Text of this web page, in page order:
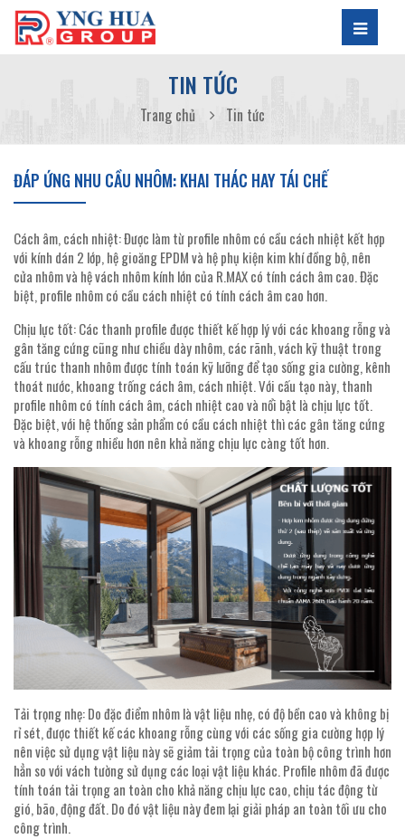
TIN TỨC
Trang chủ Tin tức
ĐÁP ỨNG NHU CẦU NHÔM: KHAI THÁC HAY TÁI CHẾ
Cách âm, cách nhiệt: Được làm từ profile nhôm có cầu cách nhiệt kết hợp
với kính dán 2 lớp, hệ gioăng EPDM và hệ phụ kiện kim khí đồng bộ, nên
cửa nhôm và hệ vách nhôm kính lớn của R.MAX có tính cách âm cao. Đặc
biệt, profile nhôm có cầu cách nhiệt có tính cách âm cao hơn.
Chịu lực tốt: Các thanh profile được thiết kế hợp lý với các khoang rỗng và
gân tăng cứng cũng như chiều dày nhôm, các rãnh, vách kỹ thuật trong
cấu trúc thanh nhôm được tính toán kỹ lưỡng để tạo sống gia cường, kênh
thoát nước, khoang trống cách âm, cách nhiệt. Với cấu tạo này, thanh
profile nhôm có tính cách âm, cách nhiệt cao và nổi bật là chịu lực tốt.
Đặc biệt, với hệ thống sản phẩm có cầu cách nhiệt thì các gân tăng cứng
và khoang rỗng nhiều hơn nên khả năng chịu lực càng tốt hơn.
Tải trọng nhẹ: Do đặc điểm nhôm là vật liệu nhẹ, có độ bền cao và không bị
rỉ sét, được thiết kế các khoang rỗng cùng với các sống gia cường hợp lý
nên việc sử dụng vật liệu này sẽ giảm tải trọng của toàn bộ công trình hơn
hẳn so với vách tường sử dụng các loại vật liệu khác. Profile nhôm đã được
tính toán tải trọng an toàn cho khả năng chịu lực cao, chịu tác động từ
gió, bão, động đất. Do đó vật liệu này đem lại giải pháp an toàn tối ưu cho
công trình.